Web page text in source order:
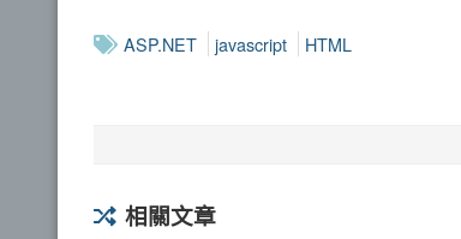
ASP.NET javascript HTML
相關文章